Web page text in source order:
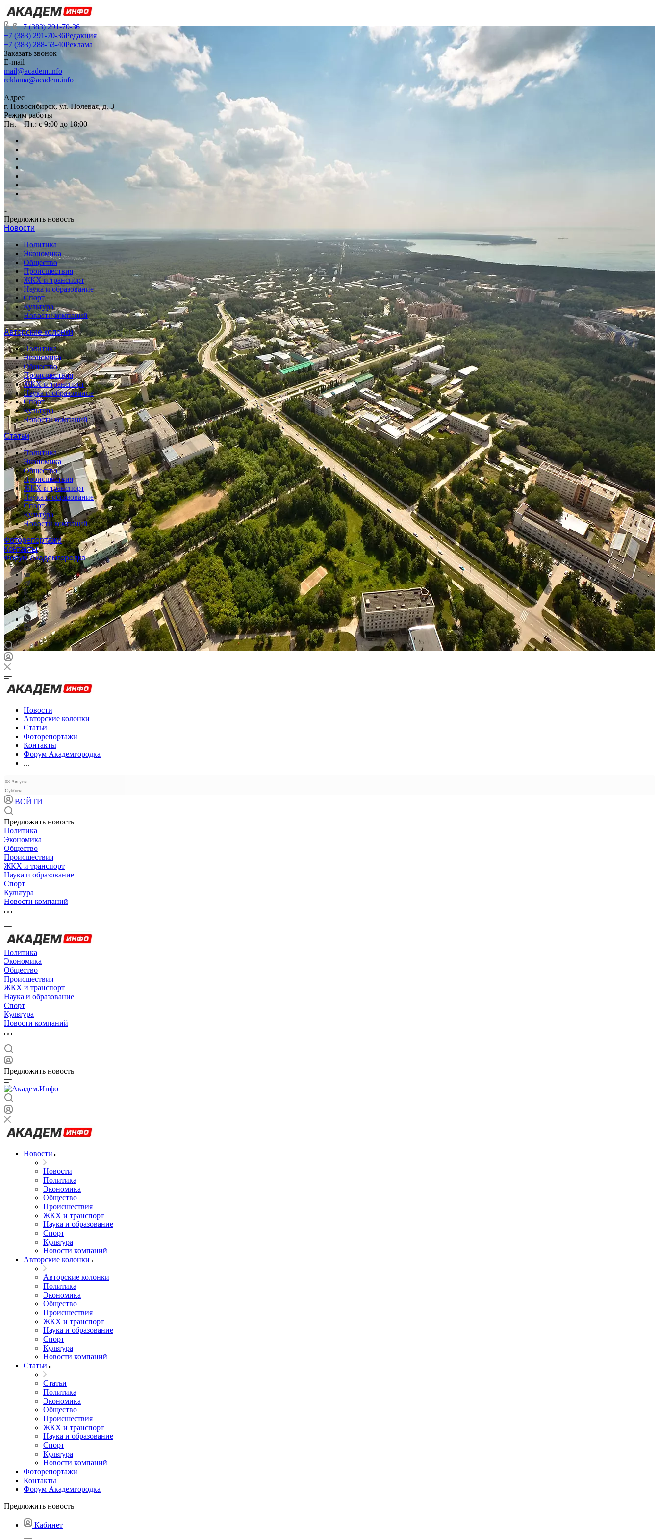
+7 (383) 291-70-36
+7 (383) 291-70-36Редакция
+7 (383) 288-53-40Реклама
Заказать звонок
E-mail
mail@academ.info
reklama@academ.info
Адрес
г. Новосибирск, ул. Полевая, д. 3
Режим работы
Пн. – Пт.: с 9:00 до 18:00
Предложить новость
Новости
Политика
Экономика
Общество
Происшествия
ЖКХ и транспорт
Наука и образование
Спорт
Культура
Новости компаний
Авторские колонки
Политика
Экономика
Общество
Происшествия
ЖКХ и транспорт
Наука и образование
Спорт
Культура
Новости компаний
Статьи
Политика
Экономика
Общество
Происшествия
ЖКХ и транспорт
Наука и образование
Спорт
Культура
Новости компаний
Фоторепортажи
Контакты
Форум Академгородка
Новости
Авторские колонки
Статьи
Фоторепортажи
Контакты
Форум Академгородка
...
08 Августа
Суббота
ВОЙТИ
Предложить новость
Политика
Экономика
Общество
Происшествия
ЖКХ и транспорт
Наука и образование
Спорт
Культура
Новости компаний
Политика
Экономика
Общество
Происшествия
ЖКХ и транспорт
Наука и образование
Спорт
Культура
Новости компаний
Предложить новость
Новости
Новости
Политика
Экономика
Общество
Происшествия
ЖКХ и транспорт
Наука и образование
Спорт
Культура
Новости компаний
Авторские колонки
Авторские колонки
Политика
Экономика
Общество
Происшествия
ЖКХ и транспорт
Наука и образование
Спорт
Культура
Новости компаний
Статьи
Статьи
Политика
Экономика
Общество
Происшествия
ЖКХ и транспорт
Наука и образование
Спорт
Культура
Новости компаний
Фоторепортажи
Контакты
Форум Академгородка
Предложить новость
Кабинет